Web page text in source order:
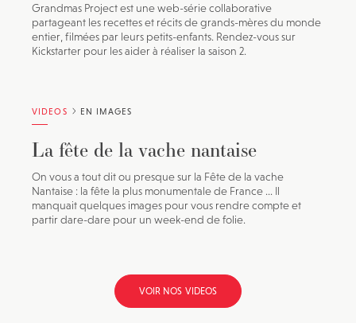
Grandmas Project est une web-série collaborative
partageant les recettes et récits de grands-mères du monde
entier, filmées par leurs petits-enfants. Rendez-vous sur
Kickstarter pour les aider à réaliser la saison 2.
VIDEOS EN IMAGES
La fête de la vache nantaise
On vous a tout dit ou presque sur la Fête de la vache
Nantaise : la fête la plus monumentale de France ... Il
manquait quelques images pour vous rendre compte et
partir dare-dare pour un week-end de folie.
VOIR NOS VIDEOS